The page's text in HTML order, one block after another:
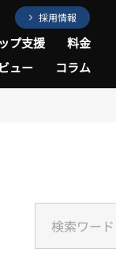
採用情報
プ支援
料金
ュー
コラム